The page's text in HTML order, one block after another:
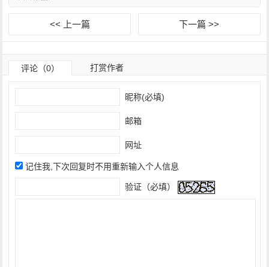
<< 上一篇 下一篇 >>
评论（0） 打赏作者
昵称(必填)
邮箱
网址
记住我,下次回复时不用重新输入个人信息
验证（必填）